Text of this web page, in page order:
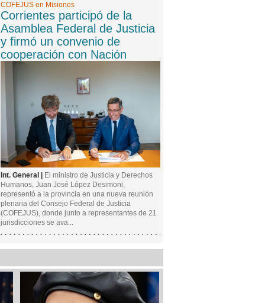
COFEJUS en Misiones
Corrientes participó de la
Asamblea Federal de Justicia
y firmó un convenio de
cooperación con Nación
Int. General |
El ministro de Justicia y Derechos
Humanos, Juan José López Desimoni,
representó a la provincia en una nueva reunión
plenaria del Consejo Federal de Justicia
(COFEJUS), donde junto a representantes de 21
jurisdicciones se ava...